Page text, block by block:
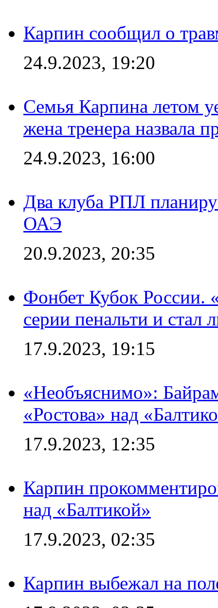
Карпин сообщил о
24.9.2023, 19:20
Семья Карпина летом
жена тренера назвала
24.9.2023, 16:00
Два клуба РПЛ
ОАЭ
20.9.2023, 20:35
Фонбет Кубок России.
серии пенальти и стал
17.9.2023, 19:15
«Необъяснимо»:
«Ростова» над
17.9.2023, 12:35
Карпин
над «Балтикой»
17.9.2023, 02:35
Карпин выбежал на